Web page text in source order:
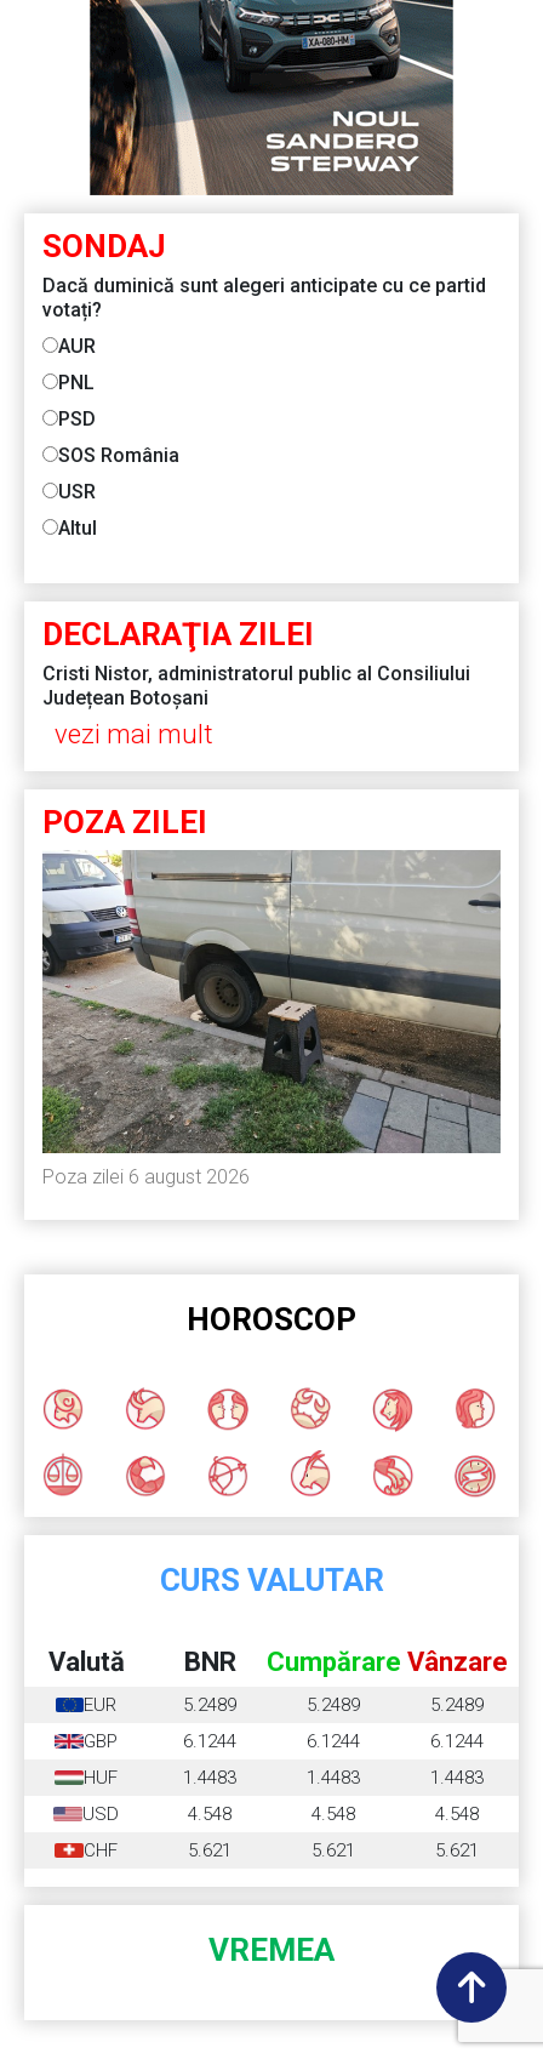
SONDAJ
Dacă duminică sunt alegeri anticipate cu ce partid
votați?
AUR
PNL
PSD
SOS România
USR
Altul
DECLARAŢIA ZILEI
Cristi Nistor, administratorul public al Consiliului
Județean Botoșani
vezi mai mult
POZA ZILEI
Poza zilei 6 august 2026
HOROSCOP
CURS VALUTAR
Valută BNR Cumpărare Vânzare
EUR 5.2489 5.2489
5.2489
GBP
6.1244 6.1244
6.1244
HUF
1.4483 1.4483
1.4483
USD
4.548 4.548
4.548
CHF
5.621 5.621 5.621
VREMEA